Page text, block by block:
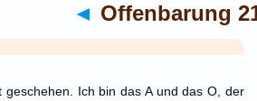
◄ Offenbarung
Ich bin das A und das O, der